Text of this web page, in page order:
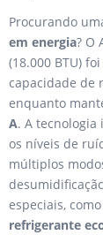
Procurando
em energia? O
(18.000 BTU)
capacidade de
enquanto
A. A
os níveis de
múltiplos
especiais,
refrigerante